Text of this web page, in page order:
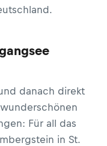
danach direkt
Für all das
in St.